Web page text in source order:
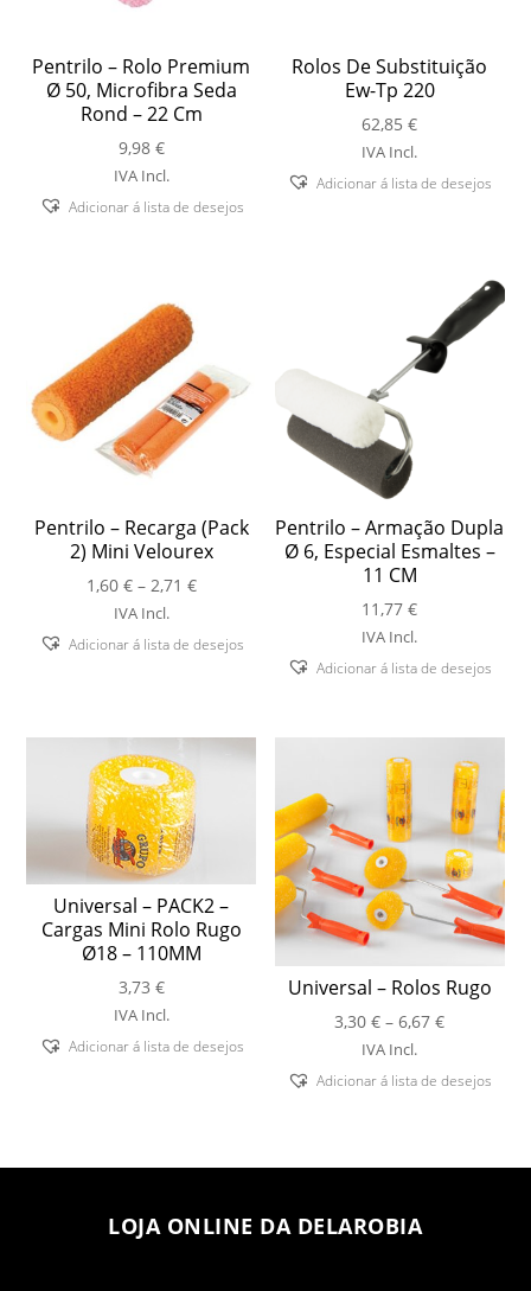
Pentrilo – Rolo Premium
Ø 50, Microfibra Seda
Rond – 22 Cm
9,98 €
IVA Incl.
Adicionar á lista de desejos
Rolos De Substituição
Ew-Tp 220
62,85€
IVA Incl.
Adicionar á lista de desejos
Pentrilo – Recarga (Pack
2) Mini Velourex
1,60 € – 2,71 €Price
through
IVA Incl.
Adicionar á lista de desejos
Pentrilo – Armação Dupla
Ø 6, Especial Esmaltes –
11 CM
11,77€
IVA Incl.
Adicionar á lista de desejos
Universal – PACK2 –
Cargas Mini Rolo Rugo
Ø18 – 110MM
3,73 €
IVA Incl.
Adicionar á lista de desejos
Universal – Rolos Rugo
3,30€ – 6,67€Price
3,30 €
through
IVA Incl.
Adicionar á lista de desejos
LOJA ONLINE DA DELAROBIA